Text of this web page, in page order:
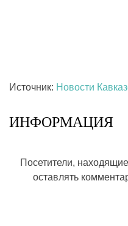
Источник: Новости
ИНФОРМАЦИЯ
Посетители,
оставлять